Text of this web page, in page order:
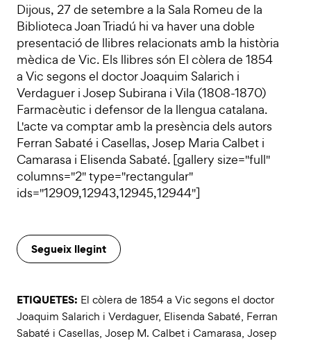
Dijous, 27 de setembre a la Sala Romeu de la
Biblioteca Joan Triadú hi va haver una doble
presentació de llibres relacionats amb la història
mèdica de Vic. Els llibres són El còlera de 1854
a Vic segons el doctor Joaquim Salarich i
Verdaguer i Josep Subirana i Vila (1808-1870)
Farmacèutic i defensor de la llengua catalana.
L'acte va comptar amb la presència dels autors
Ferran Sabaté i Casellas, Josep Maria Calbet i
Camarasa i Elisenda Sabaté. [gallery size="full"
columns="2" type="rectangular"
ids="12909,12943,12945,12944"]
Segueix llegint
ETIQUETES: El còlera de 1854 a Vic segons el doctor
Joaquim Salarich i Verdaguer, Elisenda Sabaté, Ferran
Sabaté i Casellas, Josep M. Calbet i Camarasa, Josep